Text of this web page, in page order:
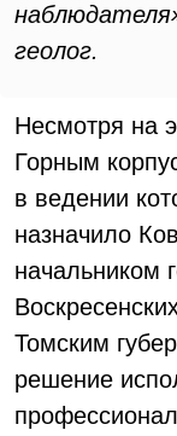
геолог.
Несмотря на
Горным
в ведении
назначило
начальником
Томским
решение